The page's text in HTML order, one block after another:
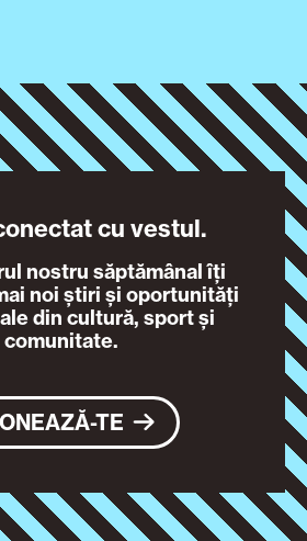
cu vestul.
nostru săptămânal îți
noi știri și oportunități
din cultură, sport și
comunitate.
TE